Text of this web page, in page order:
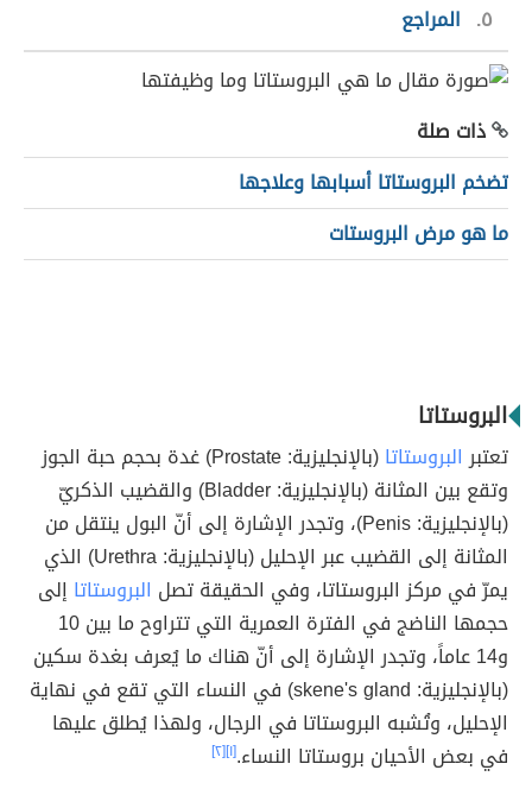
٥
المراجع
ذات صلة
تضخم البروستاتا أسبابها وعلاجها
ما هو مرض البروستات
البروستاتا
تعتبرالبروستاتا
(بالإنجليزية: Prostate) غدة بحجم حبة الجوز
وتقع بين المثانة (بالإنجليزية: Bladder) والقضيب الذكريّ
(بالإنجليزية: Penis)، وتجدر الإشارة إلى أنّ البول ينتقل من
المثانة إلى القضيب عبر الإحليل (بالإنجليزية: Urethra) الذي
يمرّ في مركز البروستاتا، وفي الحقيقة تصل البروستاتا إلى
حجمها الناضج في الفترة العمرية التي تتراوح ما بين 10
و14 عاماً، وتجدر الإشارة إلى أنّ هناك ما يُعرف بغدة سكين
(بالإنجليزية: skene's gland) في النساء التي تقع في نهاية
الإحليل، وتُشبه البروستاتا في الرجال، ولهذا يُطلق عليها
في بعض الأحيان بروستاتا النساء.[١] [٢]